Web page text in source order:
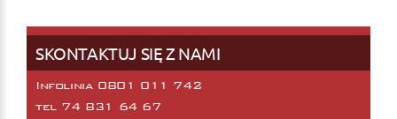
SKONTAKTUJ SIĘ Z NAMI
Infolinia 0801 011 742
tel 74 831 64 67